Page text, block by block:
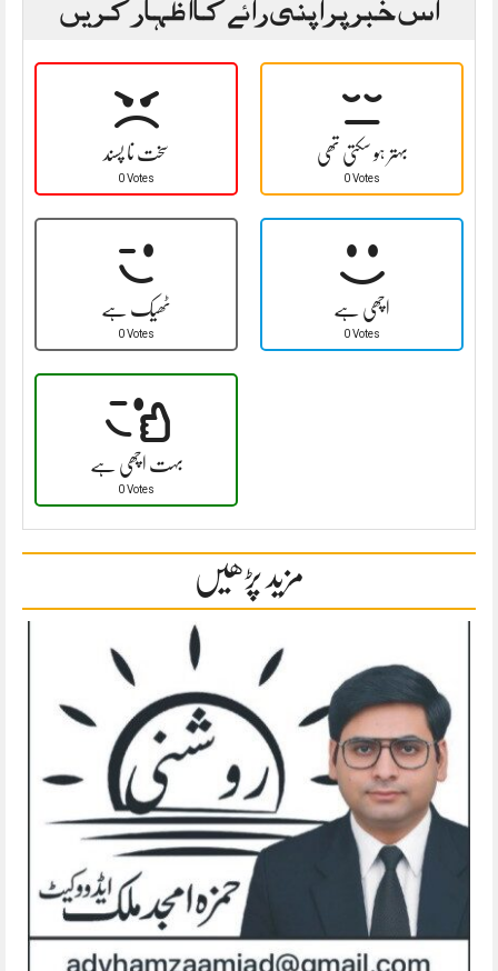
سخت نا پسند
0 Votes
بہتر ہو سکتی تھی
0 Votes
ٹھیک ہے
0 Votes
اچھی ہے
0 Votes
بہت اچھی ہے
0 Votes
مزید پڑھیں